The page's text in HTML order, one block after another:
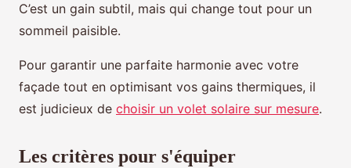
C’est un gain subtil, mais qui change tout pour un
sommeil paisible.
Pour garantir une parfaite harmonie avec votre
façade tout en optimisant vos gains thermiques, il
est judicieux de choisir un volet solaire sur mesure.
Les critères pour s'équiper